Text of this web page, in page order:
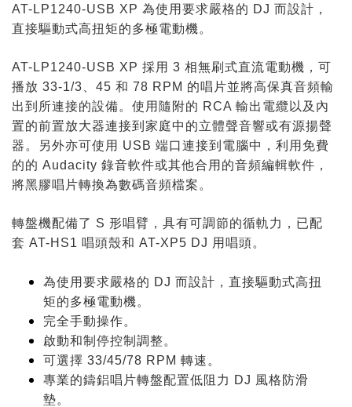
AT-LP1240-USB XP 為使用要求嚴格的 DJ 而設計，
直接驅動式高扭矩的多極電動機。
AT-LP1240-USB XP 採用 3 相無刷式直流電動機，可
播放 33-1/3、45 和 78 RPM 的唱片並將高保真音頻輸
出到所連接的設備。使用隨附的 RCA 輸出電纜以及內
置的前置放大器連接到家庭中的立體聲音響或有源揚聲
器。另外亦可使用 USB 端口連接到電腦中，利用免費
的的 Audacity 錄音軟件或其他合用的音頻編輯軟件，
將黑膠唱片轉換為數碼音頻檔案。
轉盤機配備了 S 形唱臂，具有可調節的循軌力，已配
套 AT-HS1 唱頭殼和 AT-XP5 DJ 用唱頭。
為使用要求嚴格的 DJ 而設計，直接驅動式高扭
矩的多極電動機。
完全手動操作。
啟動和制停控制調整。
可選擇 33/45/78 RPM 轉速 。
專業的鑄鋁唱片轉盤配置低阻力 DJ 風格防滑
墊。